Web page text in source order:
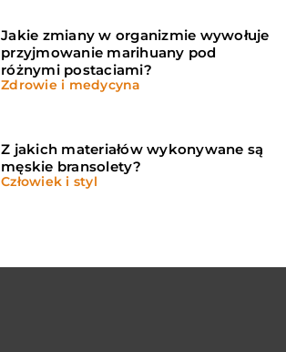
Jakie zmiany w organizmie wywołuje
przyjmowanie marihuany pod
różnymi postaciami?
Zdrowie i medycyna
Z jakich materiałów wykonywane są
męskie bransolety?
Człowiek i styl